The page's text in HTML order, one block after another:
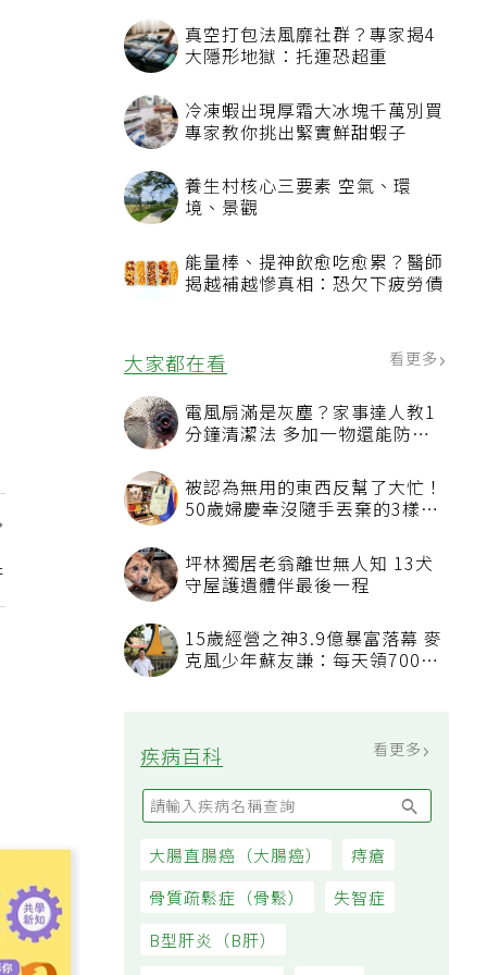
最新文章 看更多
真空打包法風靡社群？專家揭4
大隱形地獄：托運恐超重
冷凍蝦出現厚霜大冰塊千萬別買
專家教你挑出緊實鮮甜蝦子
養生村核心三要素 空氣、環
境、景觀
能量棒、提神飲愈吃愈累？醫師
揭越補越慘真相：恐欠下疲勞債
大家都在看 看更多
電風扇滿是灰塵？家事達人教1
分鐘清潔法 多加一物還能防髒
被認為無用的東西反幫了大忙！
50歲婦慶幸沒隨手丟棄的3樣物
坪林獨居老翁離世無人知 13犬